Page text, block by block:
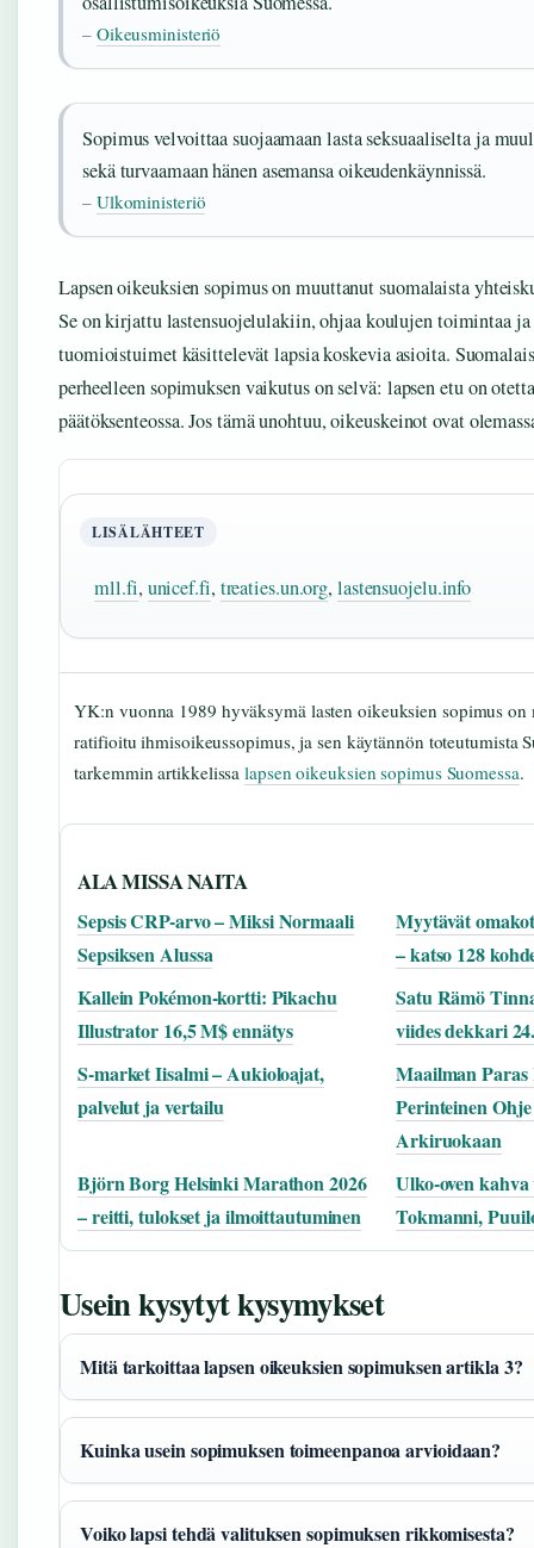
– Oikeusministeriö
Sopimus velvoittaa suojaamaan lasta seksuaaliselta ja
sekä turvaamaan hänen asemansa oikeudenkäynnissä.
– Ulkoministeriö
Lapsen oikeuksien sopimus on muuttanut suomalaista
Se on kirjattu lastensuojelulakiin, ohjaa koulujen toimintaa
tuomioistuimet käsittelevät lapsia koskevia asioita.
perheelleen sopimuksen vaikutus on selvä: lapsen etu on
päätöksenteossa. Jos tämä unohtuu, oikeuskeinot ovat
LISÄLÄHTEET
mll.fi, unicef.fi, treaties.un.org, lastensuojelu.info
YK:n vuonna 1989 hyväksymä lasten oikeuksien sopimus
ratifioitu ihmisoikeussopimus, ja sen käytännön toteutumista
tarkemmin artikkelissalapsen oikeuksien sopimus Suomessa.
ALA MISSA NAITA
Sepsis CRP-arvo – Miksi Normaali
Sepsiksen Alussa
Myytävät
– katso 128
Kallein Pokémon-kortti: Pikachu
Illustrator 16,5 M$ ennätys
Satu Rämö
viides dekkari
S-market Iisalmi – Aukioloajat,
palvelut ja vertailu
Maailman
Perinteinen
Arkiruokaan
Björn Borg Helsinki Marathon 2026
– reitti, tulokset ja ilmoittautuminen
Ulko-oven
Tokmanni,
Usein kysytyt kysymykset
Mitä tarkoittaa lapsen oikeuksien sopimuksen artikla 3?
Kuinka usein sopimuksen toimeenpanoa arvioidaan?
Voiko lapsi tehdä valituksen sopimuksen rikkomisesta?